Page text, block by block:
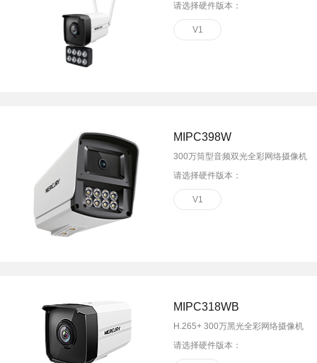
请选择硬件版本：
V1
MIPC398W
300万筒型音频双光全彩网络摄像机
请选择硬件版本：
V1
MIPC318WB
H.265+ 300万黑光全彩网络摄像机
请选择硬件版本：